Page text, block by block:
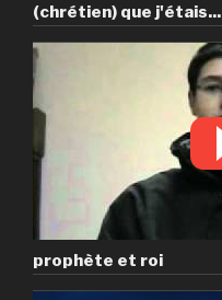
(chrétien) que j'étais...
prophète et roi